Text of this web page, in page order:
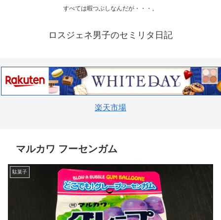
すべては暇つぶしなんだが・・・。
ロスジェネ男子のセミリタ日記
楽天市場
マルカワ フーセンガム
駄菓子